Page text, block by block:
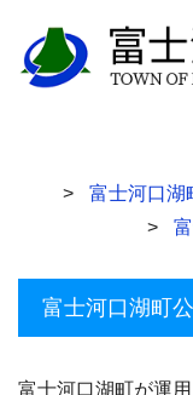
富士河口湖
富士河口湖町
富士河口湖町が運